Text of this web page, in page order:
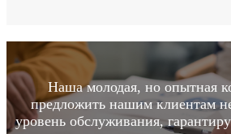
Наша молодая, но опытная
предложить нашим клиентам
уровень обслуживания,